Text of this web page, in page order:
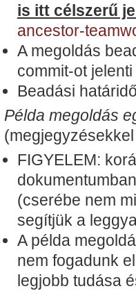
is itt célszerű
ancestor-
A megoldás
commit-ot
Beadási
Példa megoldás
FIGYELEM:
(cserébe nem
segítjük a
A példa
nem fogadunk
legjobb tudása